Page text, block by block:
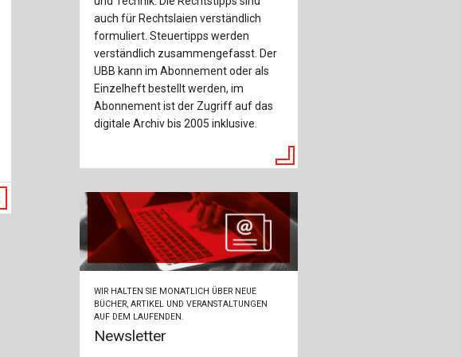
Sachbuch
Stahlbau
Tunnelbau
Verbundbau
auch für Rechtslaien verständlich
formuliert. Steuertipps werden
verständlich zusammengefasst. Der
UBB kann im Abonnement oder als
Einzelheft bestellt werden, im
Abonnement ist der Zugriff auf das
digitale Archiv bis 2005 inklusive.
WIR HALTEN SIE MONATLICH ÜBER NEUE
BÜCHER, ARTIKEL UND VERANSTALTUNGEN
AUF DEM LAUFENDEN.
Newsletter